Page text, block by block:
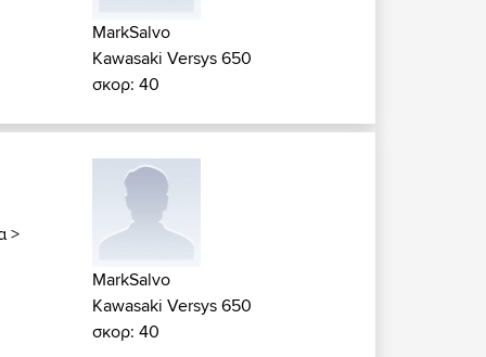
MarkSalvo
Kawasaki Versys 650
σκορ: 40
>
MarkSalvo
Kawasaki Versys 650
σκορ: 40